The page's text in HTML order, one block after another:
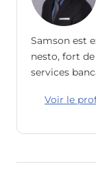
Samson est
nesto, fort de
services
Voir le